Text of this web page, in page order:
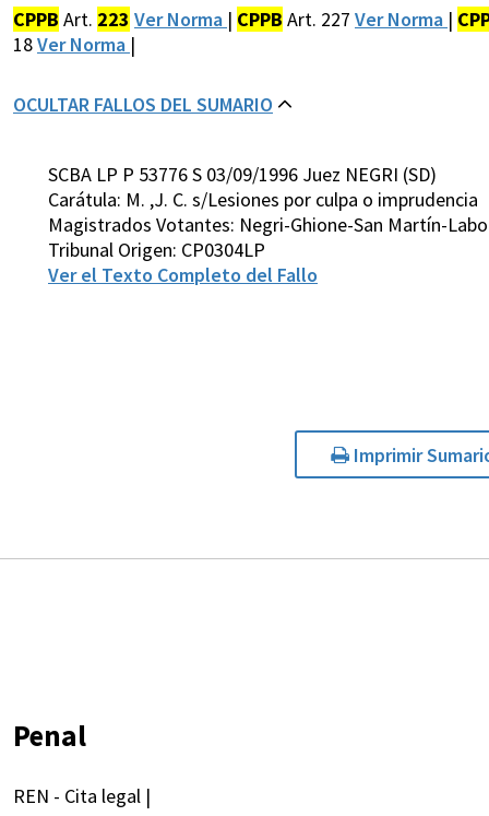
CPPB Art. 223 Ver Norma | CPPB Art. 227 Ver Norma |
18Ver Norma |
OCULTAR FALLOS DEL SUMARIO
SCBA LP P 53776 S 03/09/1996 Juez NEGRI (SD)
Carátula: M. ,J. C. s/Lesiones por culpa o imprudencia
Magistrados Votantes: Negri-Ghione-San Martín-
Tribunal Origen: CP0304LP
Ver el Texto Completo del Fallo
Imprimir
Penal
REN - Cita legal |